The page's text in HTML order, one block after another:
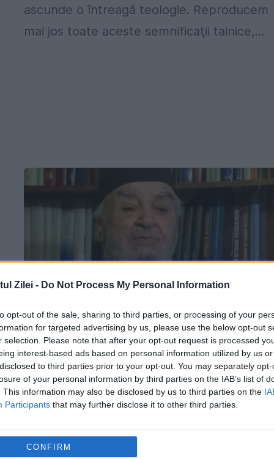
Zilei - Do Not Process My Personal Information
opt-out of the sale, sharing to third parties, or processing of your
for targeted advertising by us, please use the below opt-out
selection. Please note that after your opt-out request is processed
interest-based ads based on personal information utilized by us
to third parties prior to your opt-out. You may separately
of your personal information by third parties on the IAB’s list of
This information may also be disclosed by us to third parties on the
Participants that may further disclose it to other third parties.
CONFIRM
ascunde o întreagă teologie. Reproducem
mai jos toate aceste semnificaţii tainice,...
Doi teologi străluciți
29 APRILIE 2017
Unul a fost un geniu al muzicii psaltice;
celălalt, un excepţional cărturar şi un
gentleman pravoslavnic. O evocare de
Ciachir. De Părintele Arhidiacon Sebastian